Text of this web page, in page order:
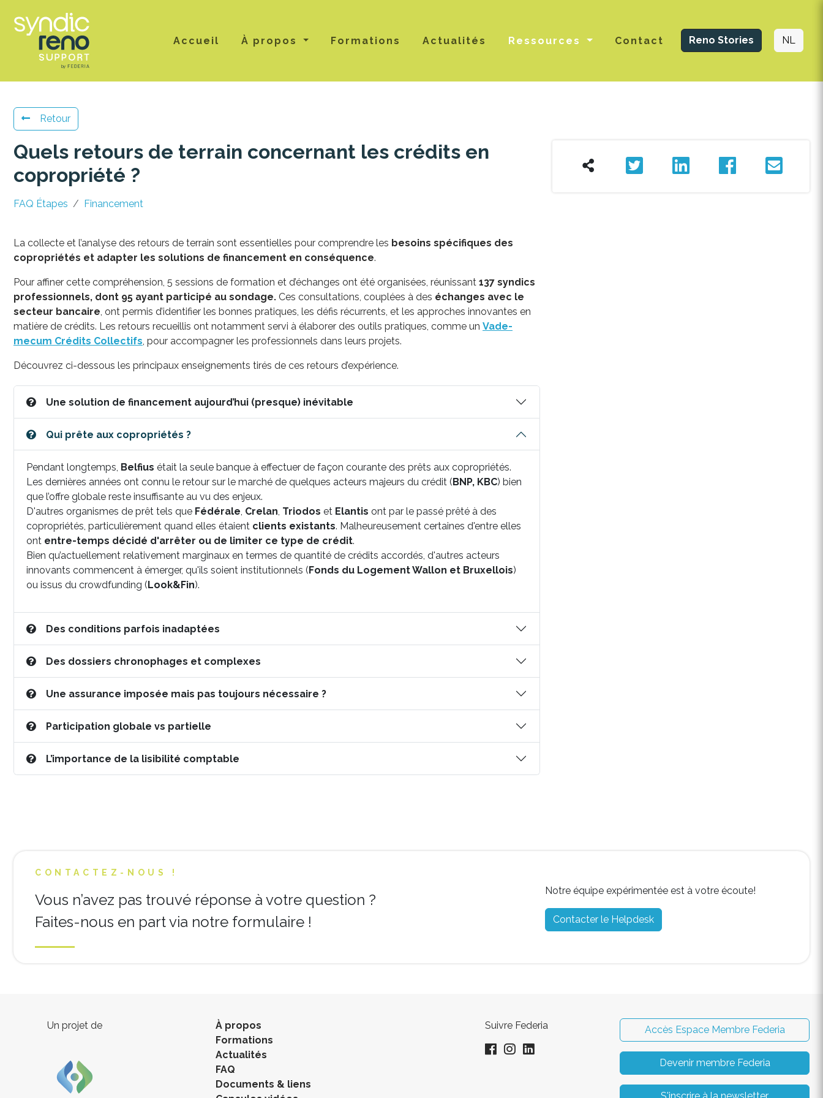
Accueil À propos Formations Actualités Ressources Contact Reno Stories NL
Retour
Quels retours de terrain concernant les crédits en
copropriété ?
FAQ Étapes Financement
La collecte et l’analyse des retours de terrain sont essentielles pour comprendre les besoins spécifiques des
copropriétés et adapter les solutions de financement en conséquence.
Pour affiner cette compréhension, 5 sessions de formation et d’échanges ont été organisées, réunissant 137 syndics
professionnels, dont 95 ayant participé au sondage. Ces consultations, couplées à des échanges avec le
secteur bancaire, ont permis d’identifier les bonnes pratiques, les défis récurrents, et les approches innovantes en
matière de crédits. Les retours recueillis ont notamment servi à élaborer des outils pratiques, comme un Vade-
mecum Crédits Collectifs, pour accompagner les professionnels dans leurs projets.
Découvrez ci-dessous les principaux enseignements tirés de ces retours d’expérience.
Une solution de financement aujourd’hui (presque) inévitable
Qui prête aux copropriétés ?
Pendant longtemps, Belfius était la seule banque à effectuer de façon courante des prêts aux copropriétés.
Les dernières années ont connu le retour sur le marché de quelques acteurs majeurs du crédit (BNP, KBC) bien
que l’offre globale reste insuffisante au vu des enjeux.
D'autres organismes de prêt tels que Fédérale, Crelan, Triodos et Elantis ont par le passé prêté à des
copropriétés, particulièrement quand elles étaient clients existants. Malheureusement certaines d'entre elles
ont entre-temps décidé d'arrêter ou de limiter ce type de crédit.
Bien qu’actuellement relativement marginaux en termes de quantité de crédits accordés, d'autres acteurs
innovants commencent à émerger, qu'ils soient institutionnels (Fonds du Logement Wallon et Bruxellois)
ou issus du crowdfunding (Look&Fin).
Des conditions parfois inadaptées
Des dossiers chronophages et complexes
Une assurance imposée mais pas toujours nécessaire ?
Participation globale vs partielle
L’importance de la lisibilité comptable
CONTACTEZ-NOUS !
Vous n’avez pas trouvé réponse à votre question ?
Faites-nous en part via notre formulaire !
Notre équipe expérimentée est à votre écoute!
Contacter le Helpdesk
Un projet de
À propos
Formations
Actualités
FAQ
Documents & liens
Suivre Federia Accès Espace Membre Federia
Devenir membre Federia